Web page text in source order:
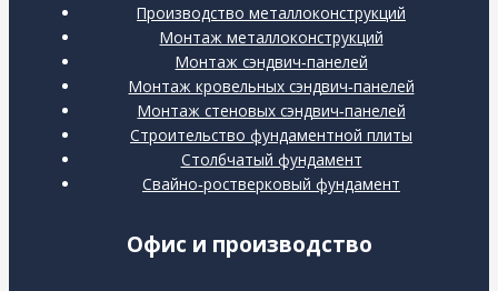
Производство металлоконструкций
Монтаж металлоконструкций
Монтаж сэндвич‑панелей
Монтаж кровельных сэндвич‑панелей
Монтаж стеновых сэндвич‑панелей
Строительство фундаментной плиты
Столбчатый фундамент
Свайно‑ростверковый фундамент
Офис и производство